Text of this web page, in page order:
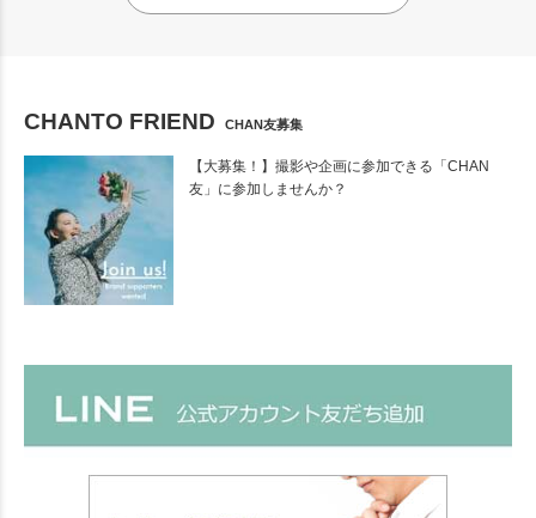
CHANTO FRIEND CHAN友募集
【大募集！】撮影や企画に参加できる「CHAN
友」に参加しませんか？